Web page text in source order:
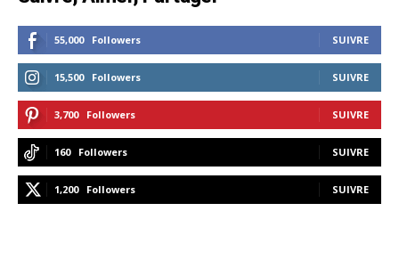
55,000 Followers SUIVRE
15,500 Followers SUIVRE
3,700 Followers SUIVRE
160 Followers SUIVRE
1,200 Followers SUIVRE